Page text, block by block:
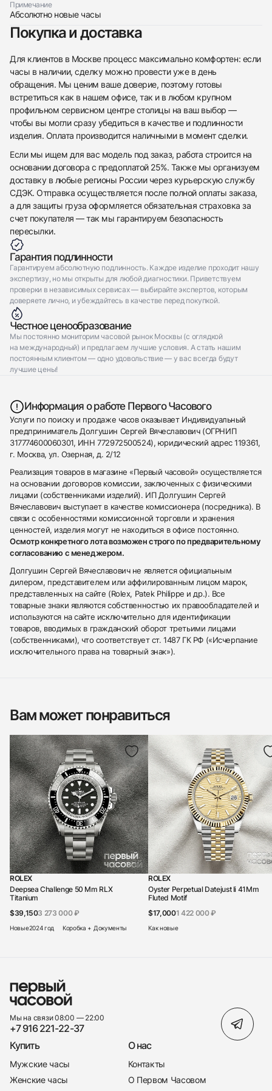
Примечание
Абсолютно новые часы
Покупка и доставка
Для клиентов в Москве процесс максимально комфортен: если
часы в наличии, сделку можно провести уже в день
обращения. Мы ценим ваше доверие, поэтому готовы
встретиться как в нашем офисе, так и в любом крупном
профильном сервисном центре столицы на ваш выбор —
чтобы вы могли сразу убедиться в качестве и подлинности
изделия. Оплата производится наличными в момент сделки.
Если мы ищем для вас модель под заказ, работа строится на
основании договора с предоплатой 25%. Также мы организуем
доставку в любые регионы России через курьерскую службу
СДЭК. Отправка осуществляется после полной оплаты заказа,
а для защиты груза оформляется обязательная страховка за
счет покупателя — так мы гарантируем безопасность
пересылки.
Гарантия подлинности
Гарантируем абсолютную подлинность. Каждое изделие проходит нашу
экспертизу, но мы открыты для любой диагностики. Приветствуем
проверки в независимых сервисах — выбирайте экспертов, которым
доверяете лично, и убеждайтесь в качестве перед покупкой.
Честное ценообразование
Мы постоянно мониторим часовой рынок Москвы (с оглядкой
на международный) и предлагаем лучшие условия. А стать нашим
постоянным клиентом — одно удовольствие — у вас всегда будут
лучшие цены!
Информация о работе Первого Часового
Услуги по поиску и продаже часов оказывает Индивидуальный
предприниматель Долгушин Сергей Вячеславович (ОГРНИП
317774600060301, ИНН 772972500524), юридический адрес 119361,
г. Москва, ул. Озерная, д. 2/12
Реализация товаров в магазине «Первый часовой» осуществляется
на основании договоров комиссии, заключенных с физическими
лицами (собственниками изделий). ИП Долгушин Сергей
Вячеславович выступает в качестве комиссионера (посредника). В
связи с особенностями комиссионной торговли и хранения
ценностей, изделия могут не находиться в офисе постоянно.
Осмотр конкретного лота возможен строго по предварительному
согласованию с менеджером.
Долгушин Сергей Вячеславович не является официальным
дилером, представителем или аффилированным лицом марок,
представленных на сайте (Rolex, Patek Philippe и др.). Все
товарные знаки являются собственностью их правообладателей и
используются на сайте исключительно для идентификации
товаров, вводимых в гражданский оборот третьими лицами
(собственниками), что соответствует ст. 1487 ГК РФ («Исчерпание
исключительного права на товарный знак»).
Вам может понравиться
ROLEX
Deepsea Challenge 50 Mm RLX
Titanium
$39,1503 273 000 ₽
Новые2024 год Коробка + Документы
ROLEX
Oyster Perpetual Datejust Ii 41Mm
Fluted Motif
$17,0001 422 000 ₽
Как новые
Мы на связи 08:00 — 22:00
+7 916 221-22-37
Купить
Мужские часы
Женские часы
О нас
Контакты
О Первом Часовом